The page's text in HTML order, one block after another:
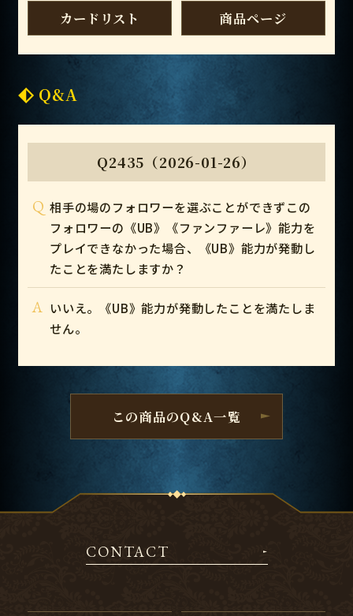
カードリスト 商品ページ
Q&A
Q2435（2026-01-26）
Q 相手の場のフォロワーを選ぶことができずこの
フォロワーの《UB》《ファンファーレ》能力を
プレイできなかった場合、《UB》能力が発動し
たことを満たしますか？
A いいえ。《UB》能力が発動したことを満たしま
せん。
この商品のQ&A一覧
CONTACT